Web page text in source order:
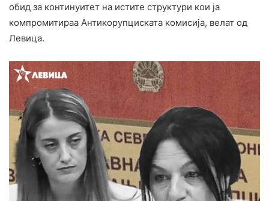
обид за континуитет на истите структури кои ја
компромитираа Антикорупциската комисија, велат од
Левица.